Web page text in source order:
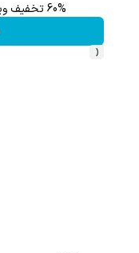
60% تخفیف ویژه جین وست + خرید در4 قسط
‹